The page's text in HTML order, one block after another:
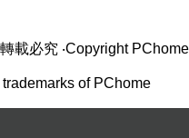
載必究 ‧Copyright PChome
of PChome